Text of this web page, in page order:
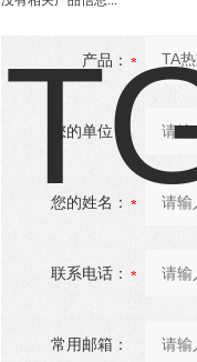
产品：
您的单位：
您的姓名：
联系电话：
常用邮箱：